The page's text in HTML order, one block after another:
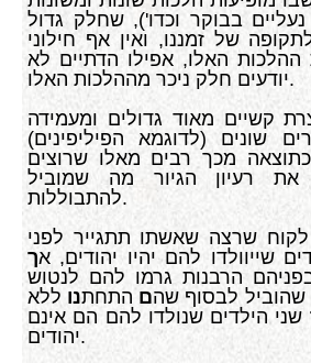
בבוקר וכדו'), שחלק גדול
של זמננו, ואין אף חילוני
האלו, אפילו הדתיים לא
יודעים חלק ניכר מההלכות האלו.
קשיים מאוד גדולים ומעמידה
שונים (לדוגמא הפיליפינים)
מכך רבים מאלו שרוצים
את רעיון הגיור מה שמוביל
להתבוללות.
שרצה שאשתו תתגייר לפני
שייוולדו להם יהיו יהודים, אך
הרבנות גרמו להם לנטוש
שהוביל לבסוף שהםהתחתנו ללא
שני הילדים שנולדו להם הם אינם
יהודים.